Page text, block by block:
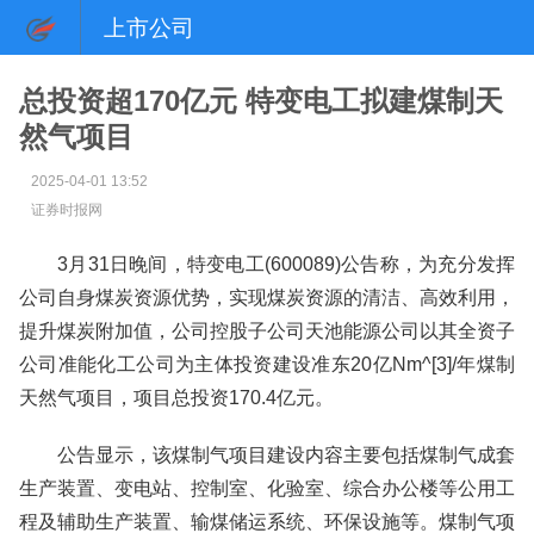
上市公司
总投资超170亿元 特变电工拟建煤制天
然气项目
2025-04-01 13:52
证券时报网
3月31日晚间，特变电工(600089)公告称，为充分发挥
公司自身煤炭资源优势，实现煤炭资源的清洁、高效利用，
提升煤炭附加值，公司控股子公司天池能源公司以其全资子
公司准能化工公司为主体投资建设准东20亿Nm^[3]/年煤制
天然气项目，项目总投资170.4亿元。
公告显示，该煤制气项目建设内容主要包括煤制气成套
生产装置、变电站、控制室、化验室、综合办公楼等公用工
程及辅助生产装置、输煤储运系统、环保设施等。煤制气项